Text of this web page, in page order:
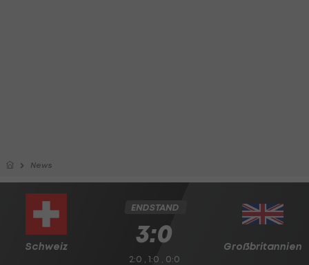
News
Schweiz Großbritannien
ENDSTAND
3:0
2:0 , 1:0 , 0:0